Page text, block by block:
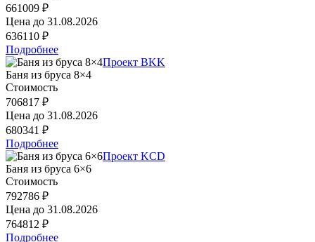
661009 ₽
Цена до 31.08.2026
636110 ₽
Подробнее
Проект BKK
Баня из бруса 8×4
Стоимость
706817 ₽
Цена до 31.08.2026
680341 ₽
Подробнее
Проект KCD
Баня из бруса 6×6
Стоимость
792786 ₽
Цена до 31.08.2026
764812 ₽
Подробнее